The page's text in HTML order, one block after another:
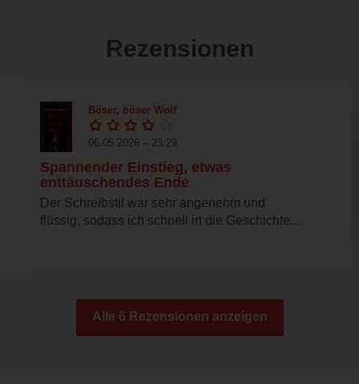
Rezensionen
Böser, böser Wolf
06.05.2026 – 23:29
Spannender Einstieg, etwas
enttäuschendes Ende
Der Schreibstil war sehr angenehm und
flüssig, sodass ich schnell in die Geschichte...
Alle 6 Rezensionen anzeigen